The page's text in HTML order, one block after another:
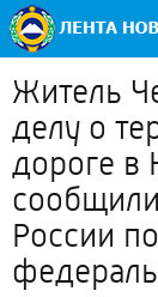
Житель
делу о
дороге в
России